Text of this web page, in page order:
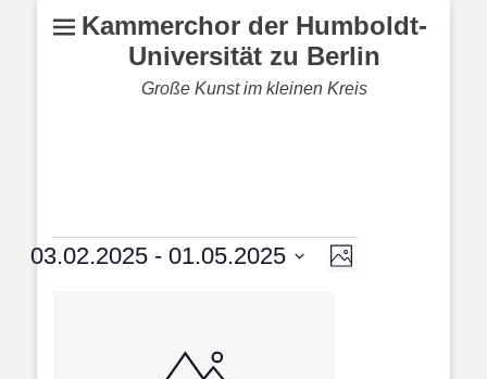
Kammerchor der Humboldt-
Universität zu Berlin
Große Kunst im kleinen Kreis
Veranstaltungen
Ansichten-
Veranstaltung
Ansichten-
Foto
03.02.2025 - 01.05.2025
Veranstaltungen